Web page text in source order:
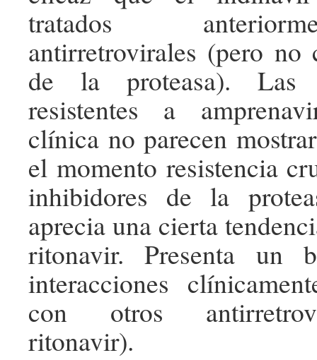
tratados
antirretrovirales (pero no
de la proteasa). Las
resistentes a
clínica no parecen
el momento resistencia
inhibidores de la
aprecia una cierta
ritonavir. Presenta un
interacciones
con otros
ritonavir).